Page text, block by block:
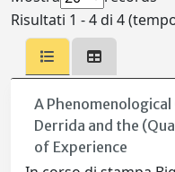
Risultati 1 - 4 di 4
A
Derrida and the
of Experience